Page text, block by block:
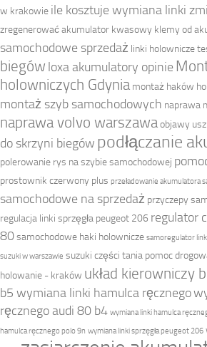
w krakowie ile kosztuje wymiana linki
zregenerować akumulator kwasowy klemy od
samochodowe sprzedaż linki holownicze
biegów loxa akumulatory opinie
holowniczych Gdynia montaż haków
montaż szyb samochodowych naprawa
naprawa volvo warszawa objawy
do skrzyni biegów podłączanie
polerowanie rys na szybie samochodowej
prostownik czerwony plus przeładowanie akumulatora
samochodowe na sprzedaż przyczepy
regulacja linki sprzęgła peugeot 206 regulator
80samochodowe haki holownicze samoregulator
suzuki w warszawie suzuki części tania pomoc
holowanie - kraków układ kierowniczy
b5 wymiana linki hamulca ręcznego
ręcznego audi 80 b4 wymiana linki hamulca
hamulca ręcznego polo 9n wymiana linki sprzęgła peugeot 206